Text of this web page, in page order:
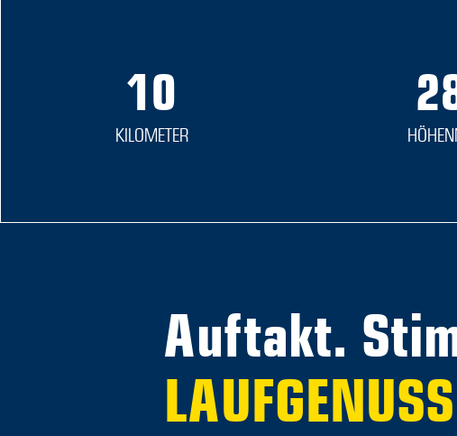
10
KILOMETER
Auftakt.